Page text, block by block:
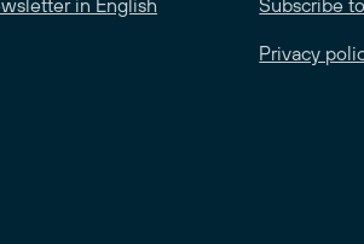
in English Subscribe
Privacy